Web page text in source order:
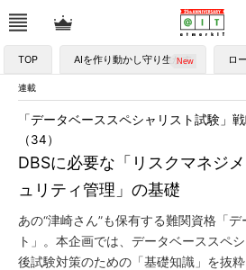
TOP AIを作り動かし守り生かす ロ
連載
DBSに必要な「リスクマネジ
ュリティ管理」の基礎
「データベーススペシャリスト試験」
（34）
あの“津崎さん”も保有する難関資格「
ト」。本企画では、データベーススペ
後試験対策のための「基礎知識」を抜